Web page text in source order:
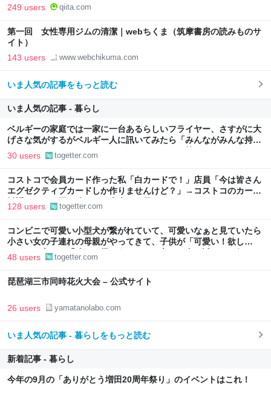
249 users qiita.com
第一回 女性専用ジムの清潔｜webちくま（筑摩書房の読みものサ
イト）
143 users www.webchikuma.com
いま人気の記事をもっと読む
いま人気の記事 - 暮らし
ベルギーの家庭では一家に一台あるらしいフライヤー、さすがに大
げさな気がするがベルギー人に訊いてみたら「みんながみんな持っ
てるわけやないで。うちにはあるけどな」とか答えるんだろうな
30 users togetter.com
コストコで会員カード作った私「白カードで！」店員「今は皆さん
エグゼクティブカードしか作りませんけど？」→コストコのカード
勧誘はやたら圧が強いが、本当にお得なの？
128 users togetter.com
コンビニで可愛い小型犬が繋がれていて、可愛いなぁと見ていたら
小さい女の子連れの母親がやってきて、子供が「可愛い！欲し
い！」と言うと「連れて帰ろうか？」と言って犬に近づいて行った
48 users togetter.com
琵琶湖三市同時花火大会 – 公式サイト
26 users yamatanolabo.com
いま人気の記事 - 暮らしをもっと読む
新着記事 - 暮らし
今年の9月の「ありがとう増田20周年祭り」のイベントはこれ！